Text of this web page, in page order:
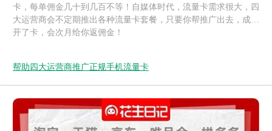
卡，每单佣金几十到几百不等！自媒体时代，流量卡需求很大，四
大运营商会不定期推出各种流量卡套餐，只要你帮推广出去，成功
开了卡，会次月给你返佣金！
帮助四大运营商推广正规手机流量卡